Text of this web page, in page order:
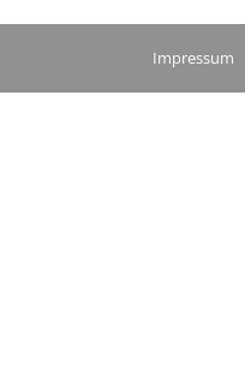
Impressum